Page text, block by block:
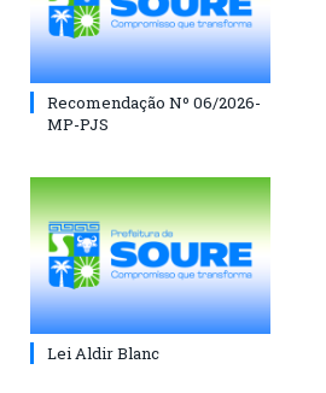
Recomendação Nº 06/2026-
MP-PJS
Lei Aldir Blanc